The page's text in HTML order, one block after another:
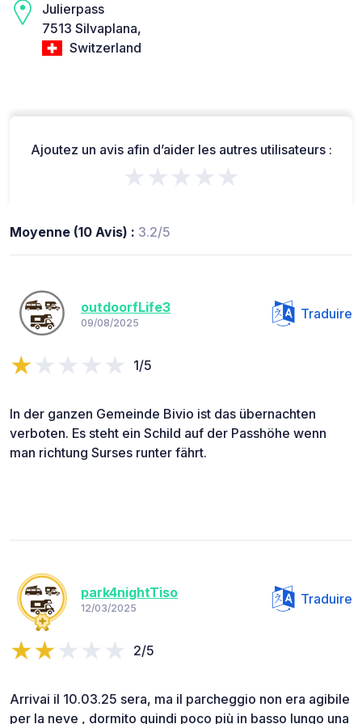
Julierpass
7513 Silvaplana,
Switzerland
Ajoutez un avis afin d’aider les autres utilisateurs :
★★★★★
Moyenne (10 Avis) : 3.2/5
outdoorfLife3
09/08/2025
Traduire
1/5
In der ganzen Gemeinde Bivio ist das übernachten
verboten. Es steht ein Schild auf der Passhöhe wenn
man richtung Surses runter fährt.
park4nightTiso
12/03/2025
Traduire
2/5
Arrivai il 10.03.25 sera, ma il parcheggio non era agibile
per la neve , dormito quindi poco più in basso lungo una